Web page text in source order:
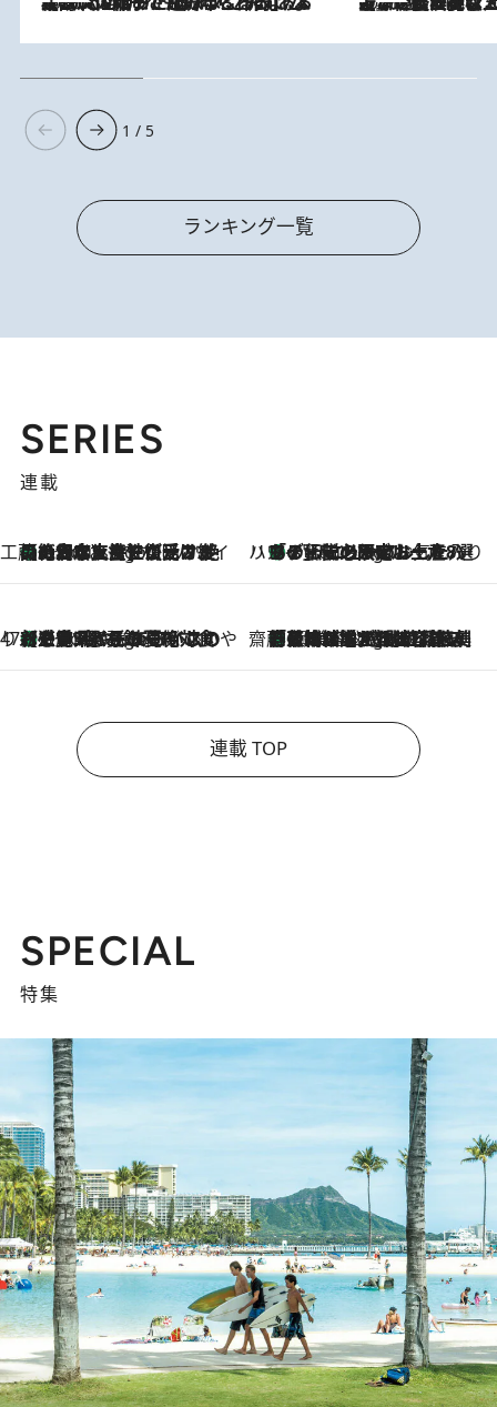
1 / 5
ランキング一覧
SERIES
連載
工藤まやのおもてなしハワイ
8 Hours Ago
【ハワイ土産】ローカルの絶大な支持で復活！ 絶品の幻クッキー《元ファンの日本人女性が受け継いだ名店》 ハワイ賢者 リサのお気に入りリスト8 Hours Ago
あの伝説の限定トートも！ リニューアルした「ディーン＆デルーカ ハワイ」で必須のお土産8選
47都道府県の手みやげ ひんやりスイーツで夏を満喫
8 Hours Ago
【三重県】この夏絶対食べたい 冷やしておいしいおやつ3選 お餅×アイスの新感覚スイーツ 齋藤 薫 美容脳ルネサンス
8 Hours Ago
「荷物が増えるほど旅ストレスは増す」美容ジャーナリストがたどり着いた最終結論。“化粧品を劇的に減らす”感動の凝縮美容とは
連載 TOP
SPECIAL
特集